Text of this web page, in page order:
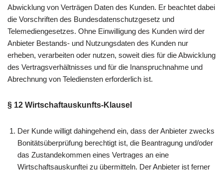
Abwicklung von Verträgen Daten des Kunden. Er beachtet dabei
die Vorschriften des Bundesdatenschutzgesetz und
Telemediengesetzes. Ohne Einwilligung des Kunden wird der
Anbieter Bestands- und Nutzungsdaten des Kunden nur
erheben, verarbeiten oder nutzen, soweit dies für die Abwicklung
des Vertragsverhältnisses und für die Inanspruchnahme und
Abrechnung von Telediensten erforderlich ist.
§ 12 Wirtschaftauskunfts-Klausel
Der Kunde willigt dahingehend ein, dass der Anbieter zwecks
Bonitätsüberprüfung berechtigt ist, die Beantragung und/oder
das Zustandekommen eines Vertrages an eine
Wirtschaftsauskunftei zu übermitteln. Der Anbieter ist ferner